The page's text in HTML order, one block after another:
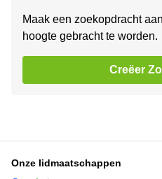
Maak een zoekopdracht
hoogte gebracht te worden.
Creëer
Onze lidmaatschappen